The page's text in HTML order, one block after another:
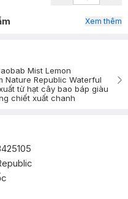
Xem thêm
Mist Lemon
Nature Republic Waterful
từ hạt cây bao báp giàu
chiết xuất chanh